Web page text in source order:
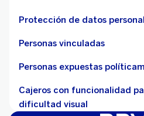
Protección de datos
Personas vinculadas
Personas expuestas
Cajeros con funcionalidad
dificultad visual